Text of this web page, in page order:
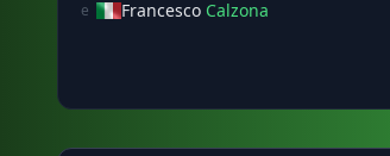
e
Francesco Calzona